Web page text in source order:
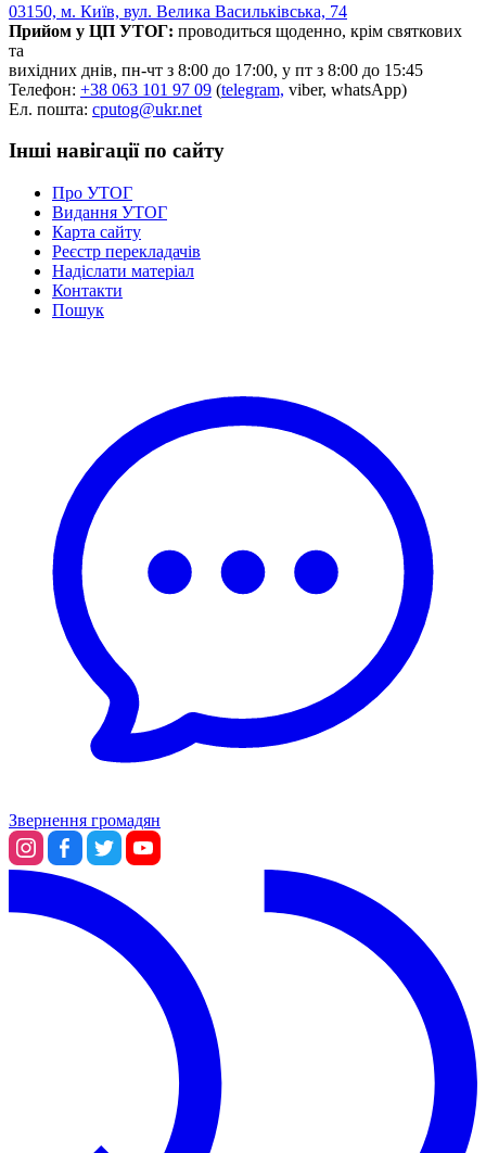
ЦУЖМ
Проєкт "Жестова мова для поліцейських"
ВІКТОРИНА
На допомогу військовим
Медична термінологія жестовою мовою
Статут УТОГ
Нормативна база УТОГ
Конвенція ООН
Законодавство
Декларації
Документи ВФГ
Міжнародні документи
03150, м. Київ, вул. Велика Васильківська, 74
Прийом у ЦП УТОГ: проводиться щоденно, крім святкових
та
вихідних днів, пн-чт з 8:00 до 17:00, у пт з 8:00 до 15:45
Телефон: +38 063 101 97 09 (telegram, viber, whatsApp)
Ел. пошта: cputog@ukr.net
Інші навігації по сайту
Про УТОГ
Видання УТОГ
Карта сайту
Реєстр перекладачів
Надіслати матеріал
Контакти
Пошук
Звернення громадян